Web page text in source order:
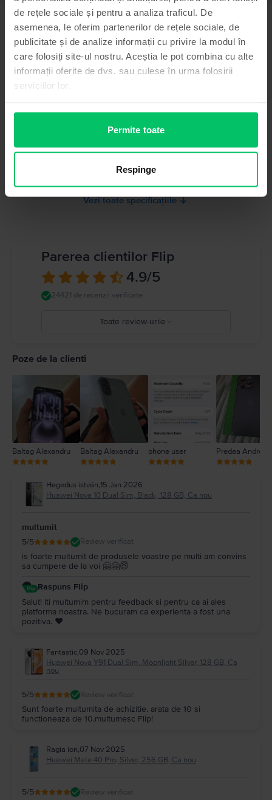
de rețele sociale și pentru a analiza traficul. De
asemenea, le oferim partenerilor de rețele sociale, de
publicitate și de analize informații cu privire la modul în
care folosiți site-ul nostru. Aceștia le pot combina cu alte
informații oferite de dvs. sau culese în urma folosirii
serviciilor lor.
Permite toate
Respinge
Informatii siguranta produs
Informatii producator
Informatii persoana responsabila
Informatii privind avertismentele de siguranta cu privire la produs.
Specificații
Brand
Huawei
Model
P10 Plus
Silver
Vezi toate specificațiile
Parerea clientilor Flip
4.9/5
24421 de recenzii verificate
Toate review-urile
Poze de la clienti
Baltag Alexandru Baltag Alexandru phone user Predea Andreea
Hegedus istván,15 Jan 2026
Huawei Nova 10 Dual Sim, Black, 128 GB, Ca nou
multumit
5/5 Review verificat
is foarte multumit de produsele voastre pe multi am convins
sa cumpere de la voi 🤗🤗😇
Raspuns Flip
Salut! Iti multumim pentru feedback si pentru ca ai ales
platforma noastra. Ne bucuram ca experienta a fost una
pozitiva. ❤️
Fantastic,09 Nov 2025
Huawei Nova Y91 Dual Sim, Moonlight Silver, 128 GB, Ca
nou
5/5 Review verificat
Sunt foarte multumita de achizitie. arata de 10 si
functioneaza de 10.multumesc Flip!
Ragia ion,07 Nov 2025
Huawei Mate 40 Pro, Silver, 256 GB, Ca nou
5/5 Review verificat